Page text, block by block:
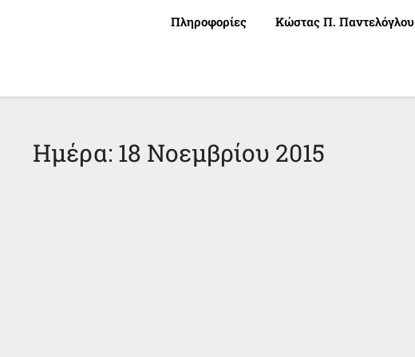
Πληροφορίες Κώστας Π. Παντελόγλου
Ημέρα: 18 Νοεμβρίου 2015